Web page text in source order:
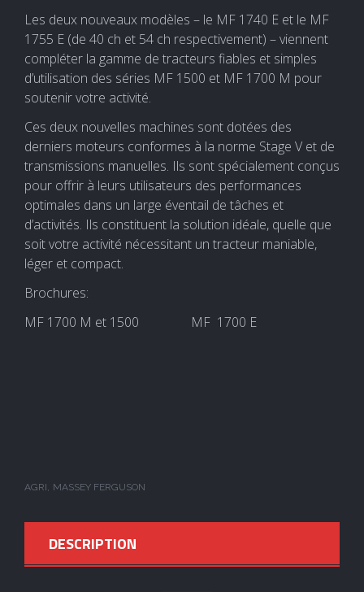
Les deux nouveaux modèles – le MF 1740 E et le MF
1755 E (de 40 ch et 54 ch respectivement) – viennent
compléter la gamme de tracteurs fiables et simples
d’utilisation des séries MF 1500 et MF 1700 M pour
soutenir votre activité.
Ces deux nouvelles machines sont dotées des
derniers moteurs conformes à la norme Stage V et de
transmissions manuelles. Ils sont spécialement conçus
pour offrir à leurs utilisateurs des performances
optimales dans un large éventail de tâches et
d’activités. Ils constituent la solution idéale, quelle que
soit votre activité nécessitant un tracteur maniable,
léger et compact.
Brochures:
MF 1700 M et 1500 MF 1700 E
AGRI MASSEY FERGUSON
DESCRIPTION